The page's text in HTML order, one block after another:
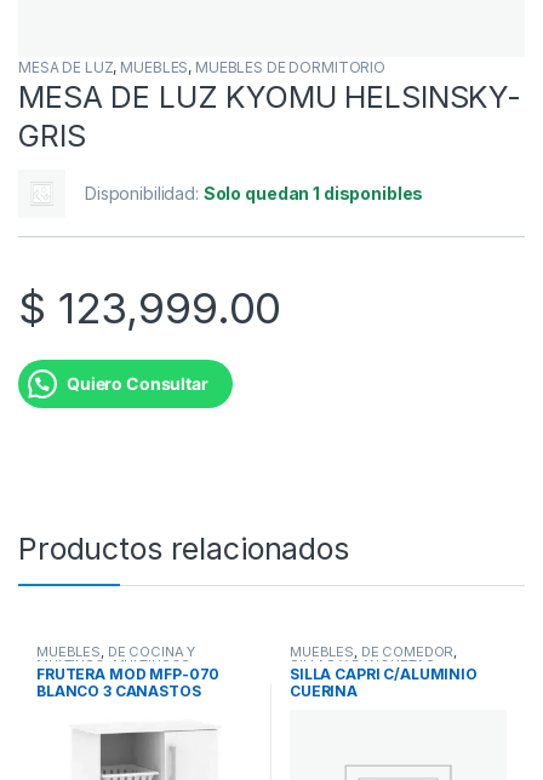
MESA DE LUZ, MUEBLES, MUEBLES DE DORMITORIO
MESA DE LUZ KYOMU HELSINSKY-
GRIS
Disponibilidad: Solo quedan 1 disponibles
$ 123,999.00
Quiero Consultar
Productos relacionados
MUEBLES, DE COCINA Y
MULTIUSO ,MULTIUSOS
FRUTERA MOD MFP-070
BLANCO 3 CANASTOS
MUEBLES, DE COMEDOR,
SILLAS Y BANQUETAS
SILLA CAPRI C/ALUMINIO
CUERINA